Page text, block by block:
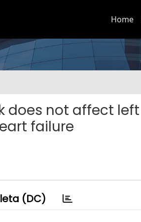
Home
does not affect left
failure
(DC)